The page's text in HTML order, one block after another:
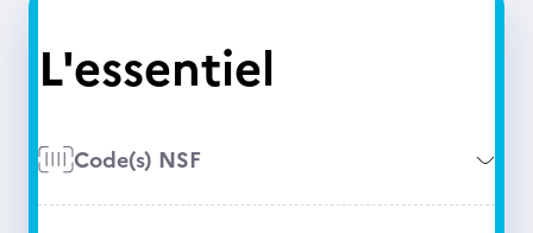
L'essentiel
Code(s) NSF